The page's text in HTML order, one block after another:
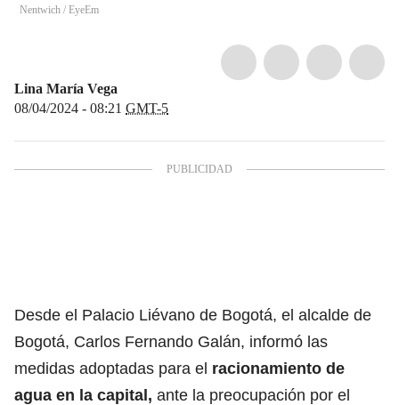
Nentwich / EyeEm
Lina María Vega
08/04/2024 - 08:21 GMT-5
Desde el Palacio Liévano de Bogotá, el alcalde de
Bogotá, Carlos Fernando Galán, informó las
medidas adoptadas para el racionamiento de
agua en la capital, ante la preocupación por el